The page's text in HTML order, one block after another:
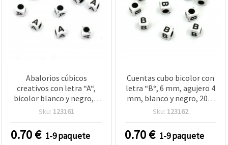
Abalorios cúbicos
creativos con letra “A“,
bicolor blanco y negro, 6
mm, agujero 4 mm, 20 g
para manualidades DIY y
diseños personalizados
Sku: 123161
0.70€ 1-9 paquete
Cuentas cubo bicolor con
letra “B“, 6 mm, agujero 4
mm, blanco y negro, 20 g
(aprox. 95 uds) para
Sku: 123162
0.70€ 1-9 paquete